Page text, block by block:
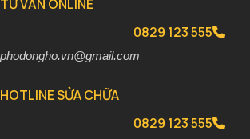
TƯ VẤN ONLINE
0829 123 555
phodongho.vn@gmail.com
HOTLINE SỬA CHỮA
0829 123 555